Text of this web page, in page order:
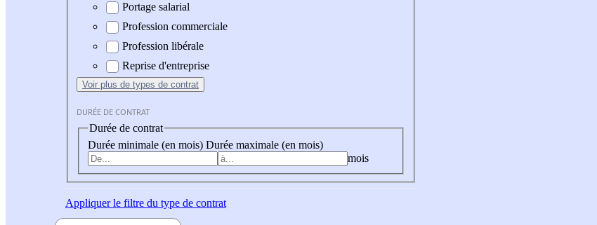
Portage salarial
Profession commerciale
Profession libérale
Reprise d'entreprise
Voir plus de types de contrat
DURÉE DE CONTRAT
Durée de contrat
Durée minimale (en mois) Durée maximale (en mois)
mois
Appliquerle filtre du type de contrat